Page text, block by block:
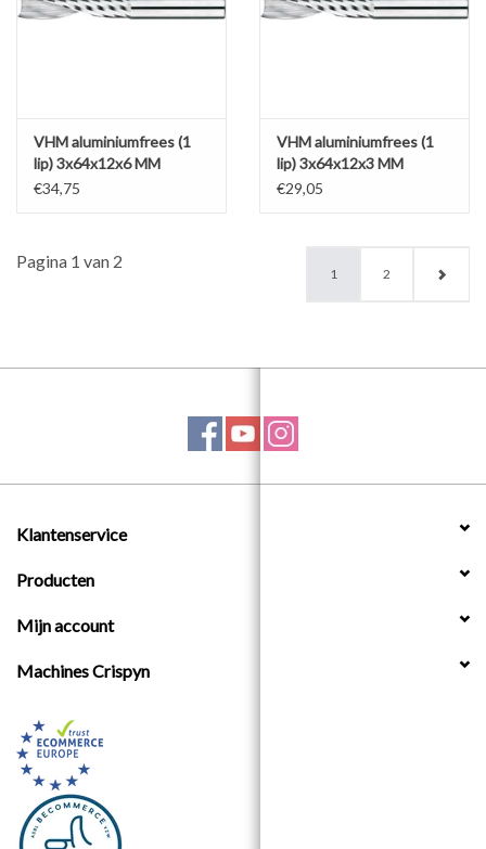
VHM aluminiumfrees (1
lip) 3x64x12x6 MM
€34,75
VHM aluminiumfrees (1
lip) 3x64x12x3 MM
€29,05
Pagina 1 van 2
1 2
Klantenservice
Producten
Mijn account
Machines Crispyn